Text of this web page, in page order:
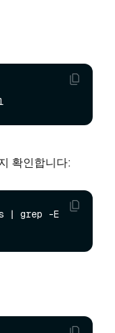
확인합니다: